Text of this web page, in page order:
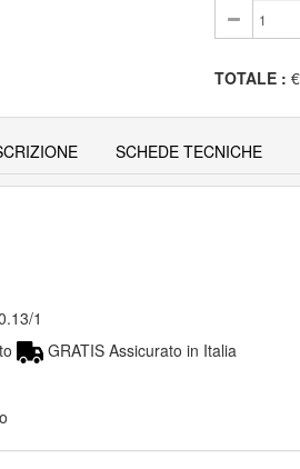
TOTALE :
SCHEDE TECNICHE
1
GRATIS Assicurato in Italia